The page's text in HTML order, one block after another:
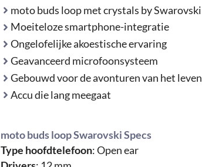
moto buds loop met crystals by Swarovski
Moeiteloze smartphone-integratie
Ongelofelijke akoestische ervaring
Geavanceerd microfoonsysteem
Gebouwd voor de avonturen van het leven
Accu die lang meegaat
moto buds loop Swarovski Specs
Type hoofdtelefoon: Open ear